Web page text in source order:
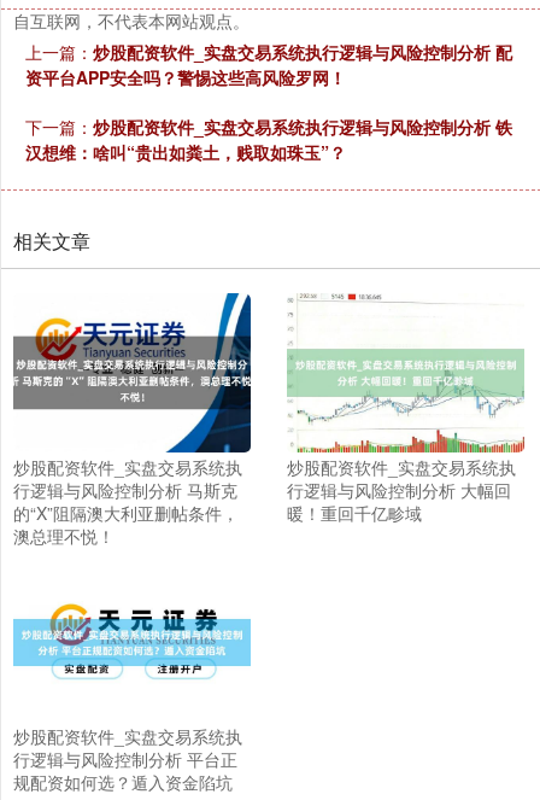
自互联网，不代表本网站观点。
上一篇： 炒股配资软件_实盘交易系统执行逻辑与风险控制分析 配
资平台APP安全吗？警惕这些高风险罗网！
下一篇： 炒股配资软件_实盘交易系统执行逻辑与风险控制分析 铁
汉想维：啥叫“贵出如粪土，贱取如珠玉”？
相关文章
炒股配资软件_实盘交易系统执
行逻辑与风险控制分析 马斯克
的“X”阻隔澳大利亚删帖条件，
澳总理不悦！
炒股配资软件_实盘交易系统执
行逻辑与风险控制分析 大幅回
暖！重回千亿畛域
炒股配资软件_实盘交易系统执
行逻辑与风险控制分析 平台正
规配资如何选？遁入资金陷坑